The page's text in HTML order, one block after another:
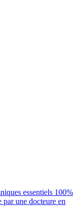
essentiels 100%
une docteure en